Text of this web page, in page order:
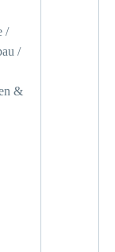
/
/
&